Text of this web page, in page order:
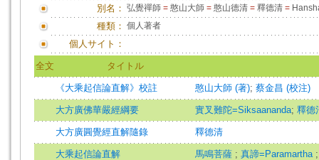
別名： 弘覺禪師 = 憨山大師 = 憨山德清 = 釋德清 =
種類： 個人著者
個人サイト：
全文 タイトル
《大乘起信論直解》校註 憨山大師 (著); 蔡金昌 (校注)
大方廣佛華嚴經綱要 實叉難陀=Siksaananda; 釋德
大方廣圓覺經直解隨錄 釋德清
大乘起信論直解 馬鳴菩薩 ; 真諦=Paramartha